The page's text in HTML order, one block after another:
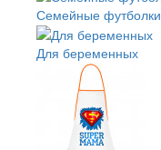
Семейные футболки
Для беременных